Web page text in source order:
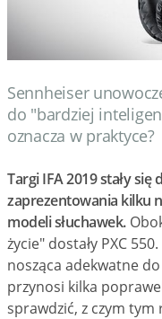
Sennheiser
do "bardziej
oznacza w praktyce?
Targi IFA 2019 stały
zaprezentowania kilku
modeli słuchawek.
życie" dostały PXC
nosząca adekwatne
przynosi kilka
sprawdzić, z czym